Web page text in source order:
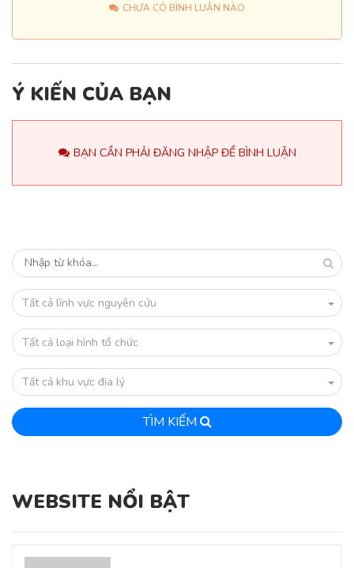
CHƯA CÓ BÌNH LUẬN NÀO
Ý KIẾN CỦA BẠN
BẠN CẦN PHẢI ĐĂNG NHẬP ĐỂ BÌNH LUẬN
Tất cả lĩnh vực nguyên cứu
Tất cả loại hình tổ chức
Tất cả khu vực địa lý
TÌM KIẾM
WEBSITE NỔI BẬT